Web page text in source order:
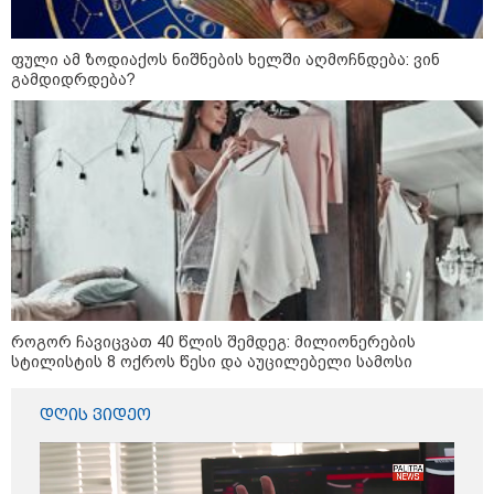
როგორ ჩავიცვათ 40 წლის
შემდეგ: მილიონერების
აუცილებელი სამოსი
ფული ამ ზოდიაქოს ნიშნების ხელში აღმოჩნდება: ვინ
გამდიდრდება?
როგორ ჩავიცვათ 40 წლის შემდეგ: მილიონერების
სტილისტის 8 ოქროს წესი და აუცილებელი სამოსი
დღის ვიდეო